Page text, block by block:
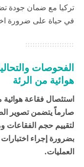
تركيا مع ضمان جودة
في حياة على ضرورة
الفحوصات
هوائية من الرئة
استئصال فقاعة هوائية
صارماً يتضمن تصوير
لتقييم حجم الفقاعات
بضرورة إجراء
العمليات.